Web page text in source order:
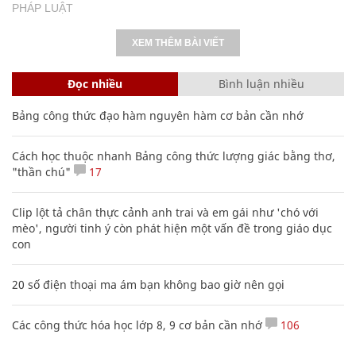
PHÁP LUẬT
XEM THÊM BÀI VIẾT
Đọc nhiều Bình luận nhiều
Bảng công thức đạo hàm nguyên hàm cơ bản cần nhớ
Cách học thuộc nhanh Bảng công thức lượng giác bằng thơ,
"thần chú"
17
Clip lột tả chân thực cảnh anh trai và em gái như 'chó với
mèo', người tinh ý còn phát hiện một vấn đề trong giáo dục
con
20 số điện thoại ma ám bạn không bao giờ nên gọi
Các công thức hóa học lớp 8, 9 cơ bản cần nhớ 106